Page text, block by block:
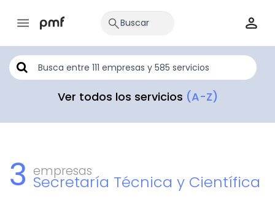
Ver todos los servicios (A-Z)
3 empresas
Secretaría Técnica y Científica